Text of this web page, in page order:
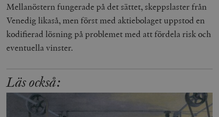
Mellanöstern fungerade på det sättet, skeppslaster från
Venedig likaså, men först med aktiebolaget uppstod en
kodifierad lösning på problemet med att fördela risk och
eventuella vinster.
Läs också: